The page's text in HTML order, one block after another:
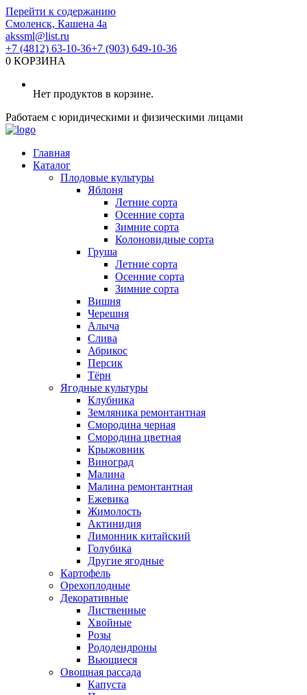
Перейти к содержанию
Смоленск, Кашена 4а
akssml@list.ru
+7 (4812) 63-10-36+7 (903) 649-10-36
0 КОРЗИНА
Нет продуктов в корзине.
Работаем с юридическими и физическими лицами
Главная
Каталог
Плодовые культуры
Яблоня
Летние сорта
Осенние сорта
Зимние сорта
Колоновидные сорта
Груша
Летние сорта
Осенние сорта
Зимние сорта
Вишня
Черешня
Алыча
Слива
Абрикос
Персик
Тёрн
Ягодные культуры
Клубника
Земляника ремонтантная
Смородина черная
Смородина цветная
Крыжовник
Виноград
Малина
Малина ремонтантная
Ежевика
Жимолость
Актинидия
Лимонник китайский
Голубика
Другие ягодные
Картофель
Орехоплодные
Декоративные
Лиственные
Хвойные
Розы
Рододендроны
Вьющиеся
Овощная рассада
Капуста